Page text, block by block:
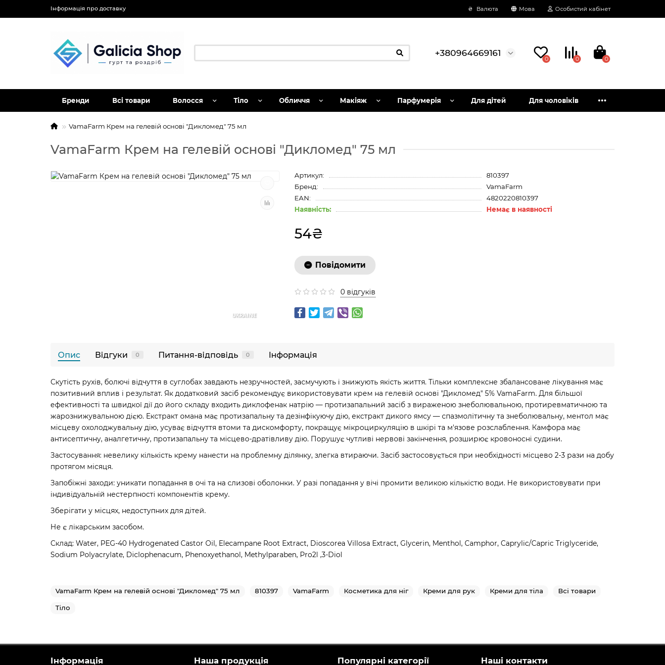
Інформація про доставку ₴ Валюта Мова Особистий кабінет
+380964669161
0 0 0
Бренди Всі товари Волосся Тіло Обличчя Макіяж Парфумерія Для дітей Для чоловіків
VamaFarm Крем на гелевій основі "Дикломед" 75 мл
VamaFarm Крем на гелевій основі "Дикломед" 75 мл
UKRAINE
Артикул:
810397
Бренд:
VamaFarm
EAN:
4820220810397
Наявність:
Немає в наявності
54₴
Повідомити
0 відгуків
Опис Відгуки 0 Питання-відповідь 0 Інформація
Скутість рухів, болючі відчуття в суглобах завдають незручностей, засмучують і знижують якість життя. Тільки комплексне збалансоване лікування має
позитивний вплив і результат. Як додатковий засіб рекомендує використовувати крем на гелевій основі "Дикломед" 5% VamaFarm. Для більшої
ефективності та швидкої дії до його складу входить диклофенак натрію — протизапальний засіб з вираженою знеболювальною, протиревматичною та
жарознижувальною дією. Екстракт омана має протизапальну та дезінфікуючу дію, екстракт дикого ямсу — спазмолітичну та знеболювальну, ментол має
місцеву охолоджувальну дію, усуває відчуття втоми та дискомфорту, покращує мікроциркуляцію в шкірі та м'язове розслаблення. Камфора має
антисептичну, аналгетичну, протизапальну та місцево-дратівливу дію. Порушує чутливі нервові закінчення, розширює кровоносні судини.
Застосування: невелику кількість крему нанести на проблемну ділянку, злегка втираючи. Засіб застосовується при необхідності місцево 2-3 рази на добу
протягом місяця.
Запобіжні заходи: уникати попадання в очі та на слизові оболонки. У разі попадання у вічі промити великою кількістю води. Не використовувати при
індивідуальній нестерпності компонентів крему.
Зберігати у місцях, недоступних для дітей.
Не є лікарським засобом.
Склад: Water, PEG-40 Hydrogenated Castor Oil, Elecampane Root Extract, Dioscorea Villosa Extract, Glycerin, Menthol, Camphor, Caprylic/Capric Triglyceride,
Sodium Polyacrylate, Diclophenacum, Phenoxyethanol, Methylparaben, Pro2l ,3-Diol
VamaFarm Крем на гелевій основі "Дикломед" 75 мл 810397 VamaFarm Косметика для ніг Креми для рук Креми для тіла Всі товари
Тіло
Інформація Наша продукція Популярні категорії Наші контакти